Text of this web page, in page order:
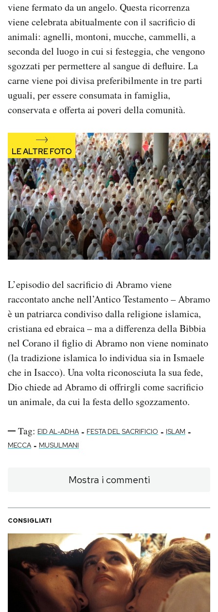
viene fermato da un angelo. Questa ricorrenza
viene celebrata abitualmente con il sacrificio di
animali: agnelli, montoni, mucche, cammelli, a
seconda del luogo in cui si festeggia, che vengono
sgozzati per permettere al sangue di defluire. La
carne viene poi divisa preferibilmente in tre parti
uguali, per essere consumata in famiglia,
conservata e offerta ai poveri della comunità.
L’episodio del sacrificio di Abramo viene
raccontato anche nell’Antico Testamento – Abramo
è un patriarca condiviso dalla religione islamica,
cristiana ed ebraica – ma a differenza della Bibbia
nel Corano il figlio di Abramo non viene nominato
(la tradizione islamica lo individua sia in Ismaele
che in Isacco). Una volta riconosciuta la sua fede,
Dio chiede ad Abramo di offrirgli come sacrificio
un animale, da cui la festa dello sgozzamento.
Tag: EID AL-ADHA - FESTA DEL SACRIFICIO - ISLAM -
MECCA - MUSULMANI
Mostra i commenti
CONSIGLIATI